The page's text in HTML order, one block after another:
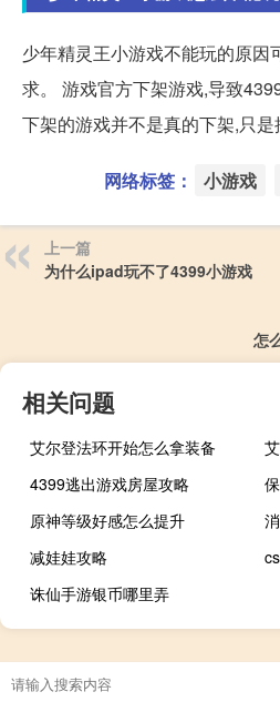
少年精灵王小游戏不能玩的原因
求。 游戏官方下架游戏,导致
下架的游戏并不是真的下架,只是
网络标签： 小游戏
上一篇
为什么ipad玩不了4399小游戏
怎
相关问题
艾尔登法环开始怎么拿装备
4399逃出游戏房屋攻略
原神等级好感怎么提升
减娃娃攻略
诛仙手游银币哪里弄